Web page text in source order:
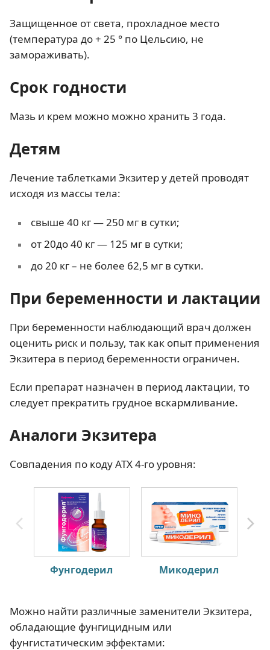
Защищенное от света, прохладное место
(температура до + 25 ° по Цельсию, не
замораживать).
Срок годности
Мазь и крем можно можно хранить 3 года.
Детям
Лечение таблетками Экзитер у детей проводят
исходя из массы тела:
свыше 40 кг — 250 мг в сутки;
от 20до 40 кг — 125 мг в сутки;
до 20 кг – не более 62,5 мг в сутки.
При беременности и лактации
При беременности наблюдающий врач должен
оценить риск и пользу, так как опыт применения
Экзитера в период беременности ограничен.
Если препарат назначен в период лактации, то
следует прекратить грудное вскармливание.
Аналоги Экзитера
Совпадения по коду АТХ 4-го уровня:
Фунгодерил Микодерил
Можно найти различные заменители Экзитера,
обладающие фунгицидным или
фунгистатическим эффектами: